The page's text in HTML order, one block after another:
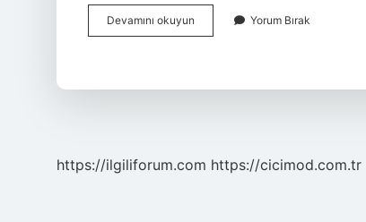
Devamını okuyun
Ederim
Yorum Bırak
https://ilgiliforum.com https://cicimod.com.tr